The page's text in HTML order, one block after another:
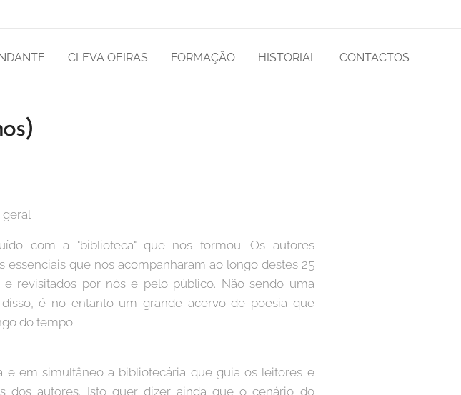
CLEVA OEIRAS FORMAÇÃO HISTORIAL CONTACTOS
com a "biblioteca" que nos formou. Os autores
essenciais que nos acompanharam ao longo destes 25
e revisitados por nós e pelo público. Não sendo uma
é no entanto um grande acervo de poesia que
do tempo.
e em simultâneo a bibliotecária que guia os leitores e
dos autores. Isto quer dizer ainda que o cenário do